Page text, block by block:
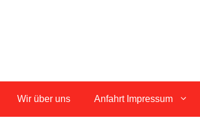
Wir über uns Anfahrt Impressum